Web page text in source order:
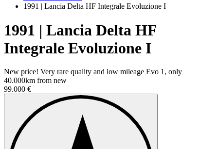
1991 | Lancia Delta HF Integrale Evoluzione I
1991 | Lancia Delta HF
Integrale Evoluzione I
New price! Very rare quality and low mileage Evo 1, only
40.000km from new
99.000 €